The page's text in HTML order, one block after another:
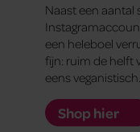
Naast een
een heleboel
fijn: ruim de helft
eens veganistisch.
Shop hier